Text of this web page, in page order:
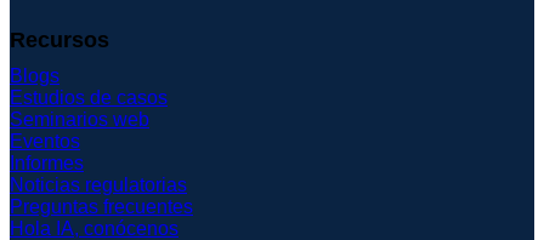
Recursos
Blogs
Estudios de casos
Seminarios web
Eventos
Informes
Noticias regulatorias
Preguntas frecuentes
Hola IA, conócenos